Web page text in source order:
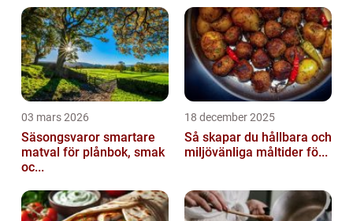
03 mars 2026
Säsongsvaror smartare
matval för plånbok, smak
oc...
18 december 2025
Så skapar du hållbara och
miljövänliga måltider fö...